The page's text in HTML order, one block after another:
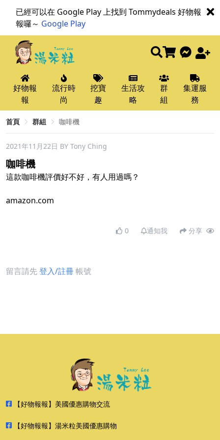
已經可以在 Google Play 上找到 Tommydeals 好物報
報囉～ Google Play
好物報
報
流行時
尚
挖寶
趣
生活攻
略
群
組
集運服
務
首頁 群組 咖啡機
2021年11月22日 BY Tony Ching
咖啡機
這款咖啡機評價好不好，有人用過嗎？
amazon.com
0 通知我 分享
留言請先登入/註冊帳號
【好物報報】美國優惠購物交流
【好物報報】湯米粒美國優惠購物